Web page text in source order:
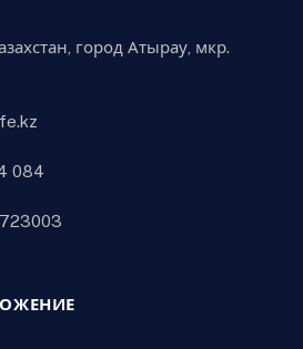
город Атырау, мкр.
084